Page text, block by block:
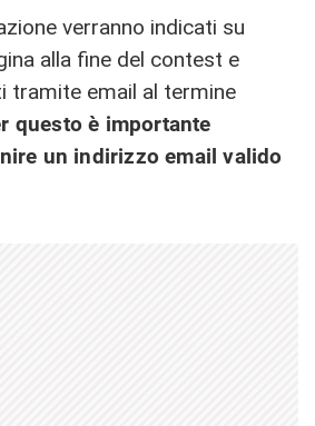
verranno indicati su
alla fine del contest e
tramite email al termine
questo è importante
un indirizzo email valido